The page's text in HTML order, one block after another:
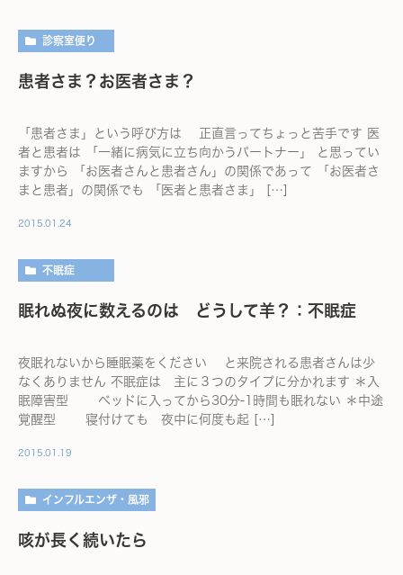
診察室便り
患者さま？お医者さま？
「患者さま」という呼び方は 正直言ってちょっと苦手です 医
者と患者は 「一緒に病気に立ち向かうパートナー」 と思ってい
ますから 「お医者さんと患者さん」の関係であって 「お医者さ
まと患者」の関係でも 「医者と患者さま」 […]
2015.01.24
不眠症
眠れぬ夜に数えるのは どうして羊？：不眠症
夜眠れないから睡眠薬をください と来院される患者さんは少
なくありません 不眠症は 主に３つのタイプに分かれます ＊入
眠障害型 ベッドに入ってから30分-1時間も眠れない ＊中途
覚醒型 寝付けても 夜中に何度も起 […]
2015.01.19
インフルエンザ・風邪
咳が長く続いたら